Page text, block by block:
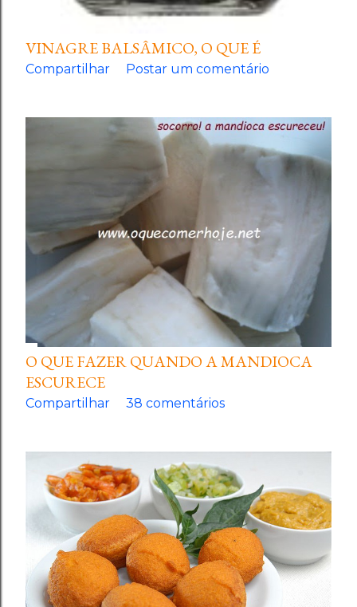
VINAGRE BALSÂMICO, O QUE É
Compartilhar Postar um comentário
O QUE FAZER QUANDO A MANDIOCA
ESCURECE
Compartilhar 38 comentários